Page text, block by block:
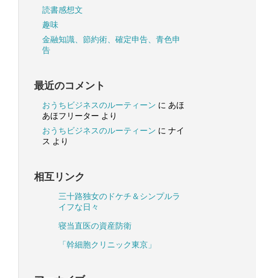
読書感想文
趣味
金融知識、節約術、確定申告、青色申
告
最近のコメント
おうちビジネスのルーティーン に あほ
あほフリーター より
おうちビジネスのルーティーン に ナイ
ス より
相互リンク
三十路独女のドケチ＆シンプルラ
イフな日々
寝当直医の資産防衛
「幹細胞クリニック東京」